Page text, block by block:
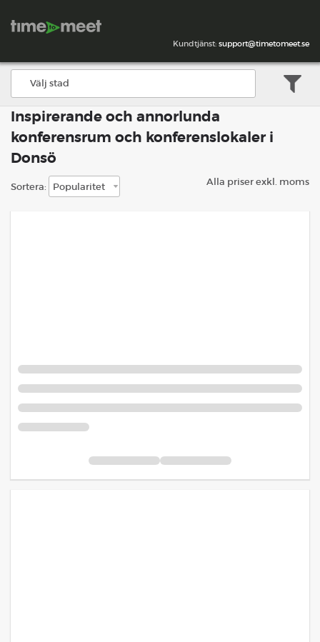
Kundtjänst: support@timetomeet.se
Inspirerande och annorlunda
konferensrum och konferenslokaler i
Donsö
Sortera: Alla priser exkl. moms